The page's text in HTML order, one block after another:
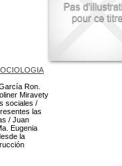
Ron.
Miravety
sociales /
las
/ Juan
Eugenia
la